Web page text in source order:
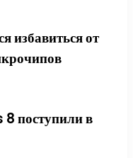
избавиться от
поступили в